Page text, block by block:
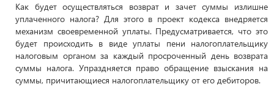
Как будет осуществляться возврат и зачет суммы излишне
уплаченного налога? Для этого в проект кодекса внедряется
механизм своевременной уплаты. Предусматривается, что это
будет происходить в виде уплаты пени налогоплательщику
налоговым органом за каждый просроченный день возврата
суммы налога. Упраздняется право обращение взыскания на
суммы, причитающиеся налогоплательщику от его дебиторов.